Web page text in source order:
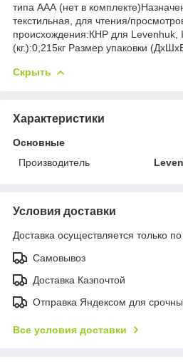
типа ААА (нет в
текстильная, для чтения/
происхождения:КНР для Levenhuk,
(кг.):0,215кг Размер упаковки
Скрыть
Характеристики
Основные
Производитель
Условия доставки
Доставка осуществляется только
Самовывоз
Доставка Казпочтой
Отправка Яндексом для
Все условия доставки